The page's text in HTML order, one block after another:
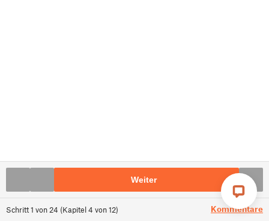
Schritt1 von 24 (Kapitel4 von12) Kommentare
Weiter